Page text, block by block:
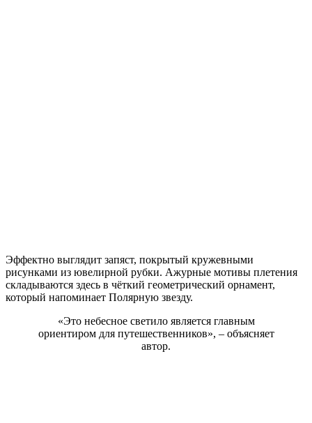
Эффектно выглядит запяст, покрытый кружевными
рисунками из ювелирной рубки. Ажурные мотивы плетения
складываются здесь в чёткий геометрический орнамент,
который напоминает Полярную звезду.
«Это небесное светило является главным
ориентиром для путешественников», – объясняет
автор.